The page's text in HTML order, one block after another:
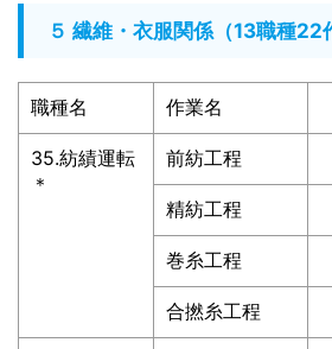
５ 繊維・衣服関係（13職種
職種名 作業名
35.紡績運転
＊
前紡工程
精紡工程
巻糸工程
合撚糸工程